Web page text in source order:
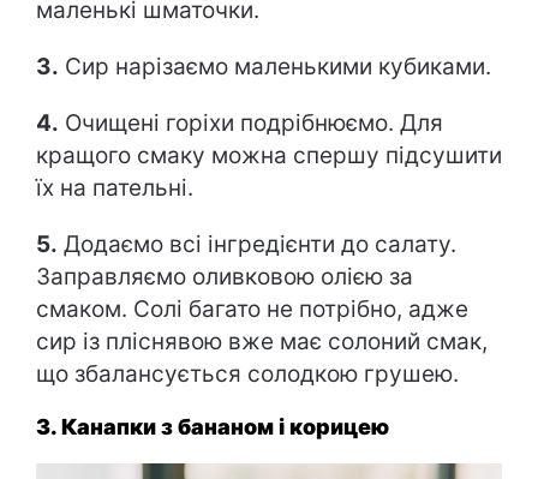
маленькі шматочки.
3. Сир нарізаємо маленькими кубиками.
4. Очищені горіхи подрібнюємо. Для
кращого смаку можна спершу підсушити
їх на пательні.
5. Додаємо всі інгредієнти до салату.
Заправляємо оливковою олією за
смаком. Солі багато не потрібно, адже
сир із пліснявою вже має солоний смак,
що збалансується солодкою грушею.
3. Канапки з бананом і корицею